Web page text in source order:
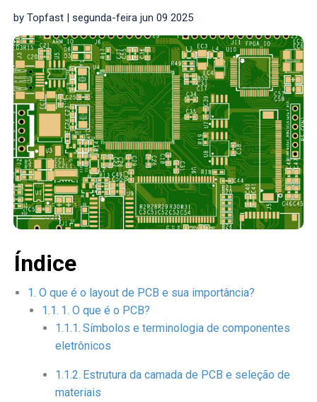
by Topfast | segunda-feira jun 09 2025
Índice
O que é o layout de PCB e sua importância?
1. O que é o PCB?
Símbolos e terminologia de componentes
eletrônicos
Estrutura da camada de PCB e seleção de
materiais